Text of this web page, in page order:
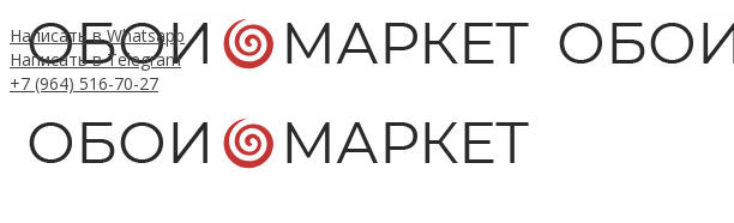
Написать в Whatsapp
Написать в Telegram
+7 (964) 516-70-27